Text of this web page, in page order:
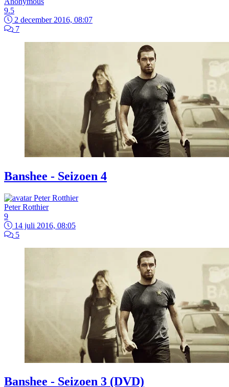
9.5
2 december 2016, 08:07
7
Banshee - Seizoen 4
Peter Rotthier
9
14 juli 2016, 08:05
5
Banshee - Seizoen 3 (DVD)